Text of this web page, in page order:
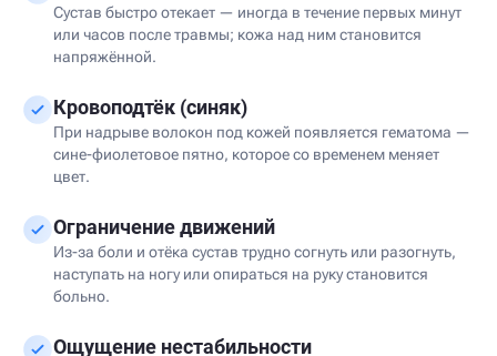
Сустав быстро отекает — иногда в течение первых минут
или часов после травмы; кожа над ним становится
напряжённой.
Кровоподтёк (синяк)
При надрыве волокон под кожей появляется гематома —
сине-фиолетовое пятно, которое со временем меняет
цвет.
Ограничение движений
Из-за боли и отёка сустав трудно согнуть или разогнуть,
наступать на ногу или опираться на руку становится
больно.
Ощущение нестабильности